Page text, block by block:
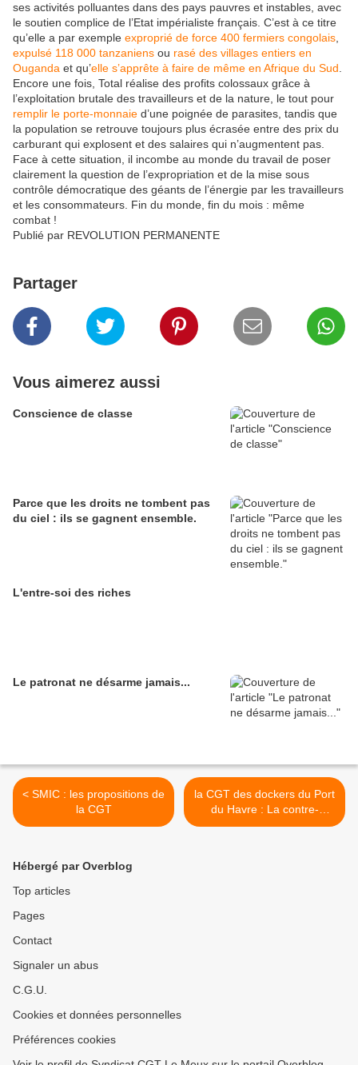
ses activités polluantes dans des pays pauvres et instables, avec
le soutien complice de l’Etat impérialiste français. C’est à ce titre
qu’elle a par exemple exproprié de force 400 fermiers congolais
expulsé 118 000 tanzaniens ou rasé des villages entiers en
Ouganda et qu’elle s’apprête à faire de même en Afrique du Sud
Encore une fois, Total réalise des profits colossaux grâce à
l’exploitation brutale des travailleurs et de la nature, le tout pour
remplir le porte-monnaie d’une poignée de parasites, tandis que
la population se retrouve toujours plus écrasée entre des prix du
carburant qui explosent et des salaires qui n’augmentent pas.
Face à cette situation, il incombe au monde du travail de poser
clairement la question de l’expropriation et de la mise sous
contrôle démocratique des géants de l’énergie par les travailleurs
et les consommateurs. Fin du monde, fin du mois : même
combat !
Publié par REVOLUTION PERMANENTE
Partager
Vous aimerez aussi
Conscience de classe
Parce que les droits ne tombent pas
du ciel : ils se gagnent ensemble.
L'entre-soi des riches
Le patronat ne désarme jamais...
< SMIC : les propositions de
la CGT
la CGT des dockers du Port
du Havre : La contre-
réforme des retraites,
Hébergé par Overblog
Top articles
Pages
Contact
Signaler un abus
C.G.U.
Cookies et données personnelles
Préférences cookies